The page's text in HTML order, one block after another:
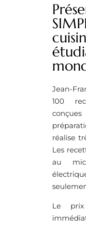
Jean-
100
réalise
Les
au
Le